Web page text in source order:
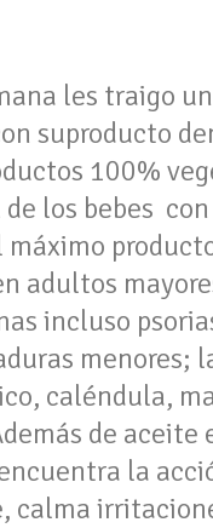
les traigo
suproducto
100%
los bebes
adultos
incluso
menores;
caléndula,
de
la
calma